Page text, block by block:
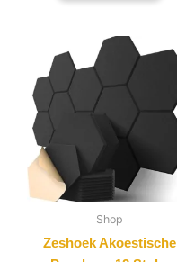
Shop
Zeshoek Akoestische